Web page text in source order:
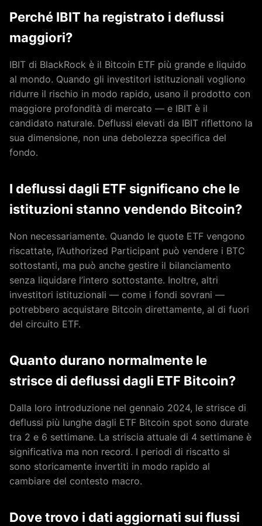
Perché IBIT ha registrato i deflussi
maggiori?
IBIT di BlackRock è il Bitcoin ETF più grande e liquido
al mondo. Quando gli investitori istituzionali vogliono
ridurre il rischio in modo rapido, usano il prodotto con
maggiore profondità di mercato — e IBIT è il
candidato naturale. Deflussi elevati da IBIT riflettono la
sua dimensione, non una debolezza specifica del
fondo.
I deflussi dagli ETF significano che le
istituzioni stanno vendendo Bitcoin?
Non necessariamente. Quando le quote ETF vengono
riscattate, l’Authorized Participant può vendere i BTC
sottostanti, ma può anche gestire il bilanciamento
senza liquidare l’intero sottostante. Inoltre, altri
investitori istituzionali — come i fondi sovrani —
potrebbero acquistare Bitcoin direttamente, al di fuori
del circuito ETF.
Quanto durano normalmente le
strisce di deflussi dagli ETF Bitcoin?
Dalla loro introduzione nel gennaio 2024, le strisce di
deflussi più lunghe dagli ETF Bitcoin spot sono durate
tra 2 e 6 settimane. La striscia attuale di 4 settimane è
significativa ma non record. I periodi di riscatto si
sono storicamente invertiti in modo rapido al
cambiare del contesto macro.
Dove trovo i dati aggiornati sui flussi